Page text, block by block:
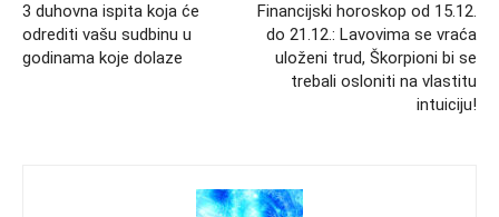
3 duhovna ispita koja će
odrediti vašu sudbinu u
godinama koje dolaze
Financijski horoskop od 15.12.
do 21.12.: Lavovima se vraća
uloženi trud, Škorpioni bi se
trebali osloniti na vlastitu
intuiciju!